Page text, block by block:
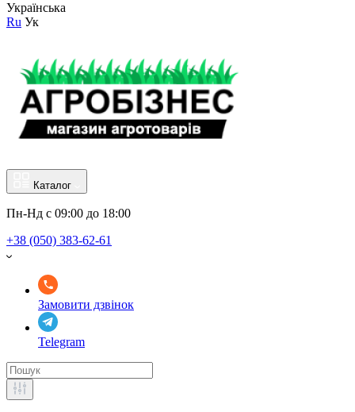
Українська
Ru Ук
Каталог
Пн-Нд с 09:00 до 18:00
+38 (050) 383-62-61
Замовити дзвінок
Telegram